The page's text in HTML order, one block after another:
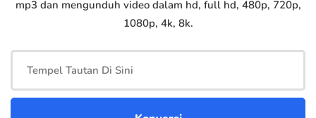
mp3 dan mengunduh video dalam hd, full hd, 480p, 720p,
1080p, 4k, 8k.